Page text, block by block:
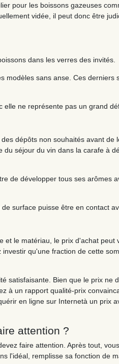
pour les boissons gazeuses
vidée, il peut donc être
dans les verres des invités.
modèles sans anse. Ces derniers
ne représente pas un grand
dépôts non souhaités avant de
séjour du vin dans la carafe à
de développer tous ses arômes
surface puisse être en contact
le matériau, le prix d'achat peut
qu'une fraction de cette
satisfaisante. Bien que le prix ne
à un rapport qualité-prix
en ligne sur Internetà un prix
attention ?
faire attention. Après tout,
l'idéal, remplisse sa fonction de